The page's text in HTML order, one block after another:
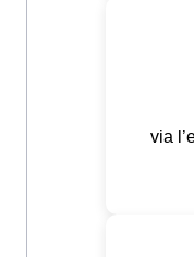
via